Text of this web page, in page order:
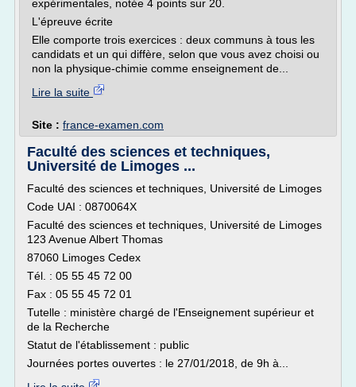
expérimentales, notée 4 points sur 20.
L'épreuve écrite
Elle comporte trois exercices : deux communs à tous les
candidats et un qui diffère, selon que vous avez choisi ou
non la physique-chimie comme enseignement de...
Lire la suite
Site : france-examen.com
Faculté des sciences et techniques,
Université de Limoges ...
Faculté des sciences et techniques, Université de Limoges
Code UAI : 0870064X
Faculté des sciences et techniques, Université de Limoges
123 Avenue Albert Thomas
87060 Limoges Cedex
Tél. : 05 55 45 72 00
Fax : 05 55 45 72 01
Tutelle : ministère chargé de l'Enseignement supérieur et
de la Recherche
Statut de l'établissement : public
Journées portes ouvertes : le 27/01/2018, de 9h à...